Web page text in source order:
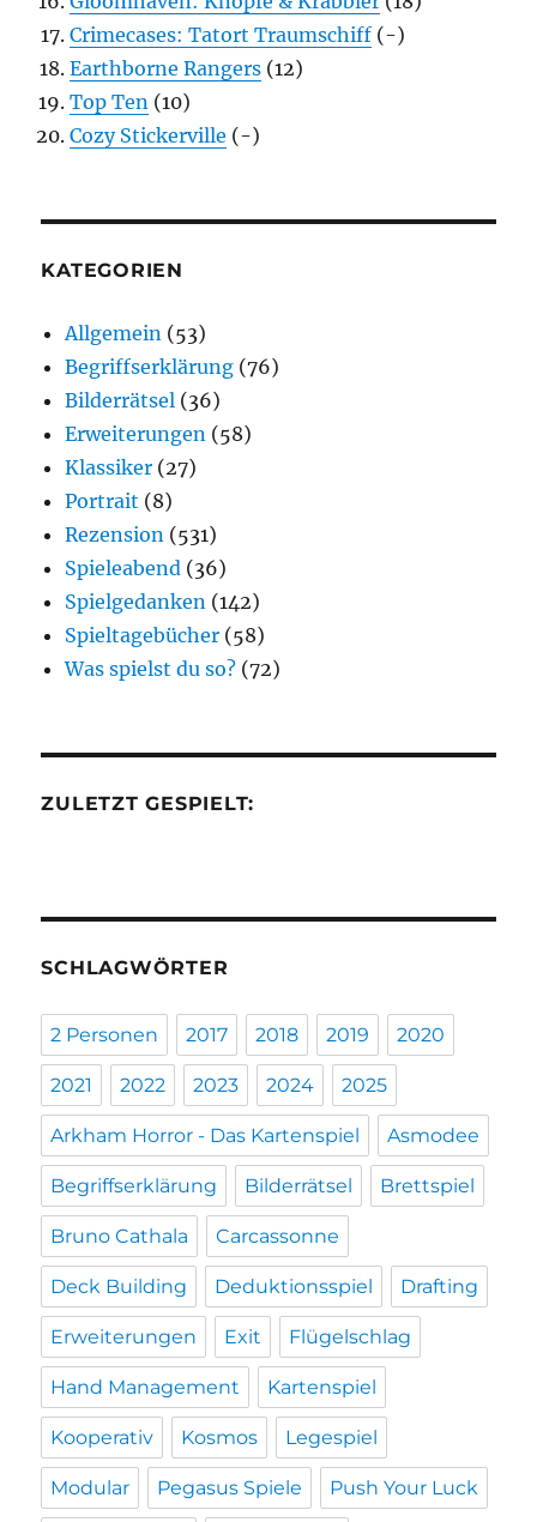
Crimecases: Tatort Traumschiff (-)
Earthborne Rangers (12)
Top Ten (10)
Cozy Stickerville (-)
KATEGORIEN
Allgemein (53)
Begriffserklärung (76)
Bilderrätsel (36)
Erweiterungen (58)
Klassiker (27)
Portrait (8)
Rezension (531)
Spieleabend (36)
Spielgedanken (142)
Spieltagebücher (58)
Was spielst du so? (72)
ZULETZT GESPIELT:
SCHLAGWÖRTER
2 Personen 2017 2018 2019 2020
2021 2022 2023 2024 2025
Arkham Horror - Das Kartenspiel Asmodee
Begriffserklärung Bilderrätsel Brettspiel
Bruno Cathala Carcassonne
Deck Building Deduktionsspiel Drafting
Erweiterungen Exit Flügelschlag
Hand Management Kartenspiel
Kooperativ Kosmos Legespiel
Modular Pegasus Spiele Push Your Luck